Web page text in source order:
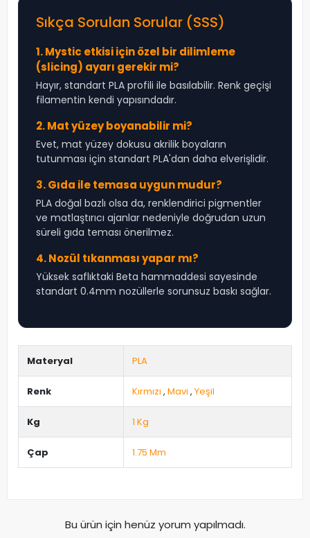
Sıkça Sorulan Sorular (SSS)
1. Mystic etkisi için özel bir dilimleme
(slicing) ayarı gerekir mi?
Hayır, standart PLA profili ile basılabilir. Renk geçişi
filamentin kendi yapısındadır.
2. Mat yüzey boyanabilir mi?
Evet, mat yüzey dokusu akrilik boyaların
tutunması için standart PLA'dan daha elverişlidir.
3. Gıda ile temasa uygun mudur?
PLA doğal bazlı olsa da, renklendirici pigmentler
ve matlaştırıcı ajanlar nedeniyle doğrudan uzun
süreli gıda teması önerilmez.
4. Nozül tıkanması yapar mı?
Yüksek saflıktaki Beta hammaddesi sayesinde
standart 0.4mm nozüllerle sorunsuz baskı sağlar.
Materyal PLA
Renk Kırmızı , Mavi , Yeşil
Kg 1 Kg
Çap 1.75 Mm
Bu ürün için henüz yorum yapılmadı.